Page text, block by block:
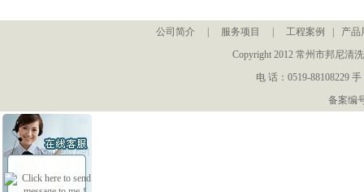
公司简介 服务项目 工程案例
产品
Copyright 2012 常州市邦尼清
电 话：0519-88108229
备案编